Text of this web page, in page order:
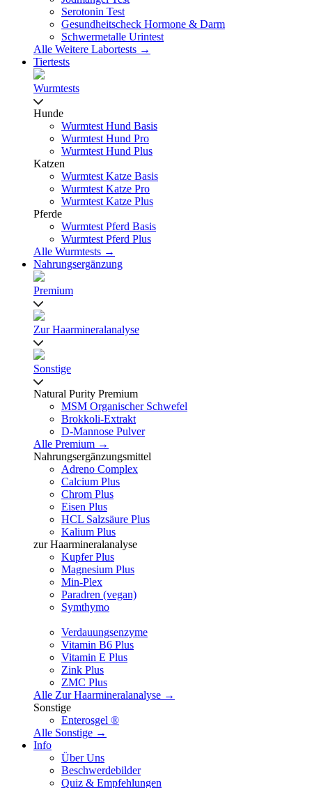
Serotonin Test
Gesundheitscheck Hormone & Darm
Schwermetalle Urintest
Alle Weitere Labortests →
Tiertests
Wurmtests
Hunde
Wurmtest Hund Basis
Wurmtest Hund Pro
Wurmtest Hund Plus
Katzen
Wurmtest Katze Basis
Wurmtest Katze Pro
Wurmtest Katze Plus
Pferde
Wurmtest Pferd Basis
Wurmtest Pferd Plus
Alle Wurmtests →
Nahrungsergänzung
Premium
Zur Haarmineralanalyse
Sonstige
Natural Purity Premium
MSM Organischer Schwefel
Brokkoli-Extrakt
D-Mannose Pulver
Alle Premium →
Nahrungsergänzungsmittel
Adreno Complex
Calcium Plus
Chrom Plus
Eisen Plus
HCL Salzsäure Plus
Kalium Plus
zur Haarmineralanalyse
Kupfer Plus
Magnesium Plus
Min-Plex
Paradren (vegan)
Symthymo
Verdauungsenzyme
Vitamin B6 Plus
Vitamin E Plus
Zink Plus
ZMC Plus
Alle Zur Haarmineralanalyse →
Sonstige
Enterosgel ®
Alle Sonstige →
Info
Über Uns
Beschwerdebilder
Quiz & Empfehlungen